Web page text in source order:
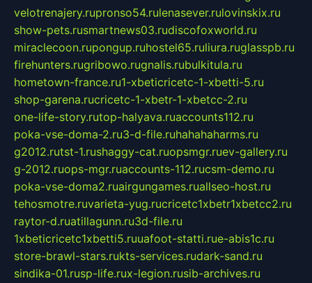
velotrenajery.rupronso54.rulenasever.rulovinskix.ru
show-pets.rusmartnews03.rudiscofoxworld.ru
miraclecoon.rupongup.ruhostel65.ruliura.ruglasspb.ru
firehunters.rugribowo.rugnalis.rubulkitula.ru
hometown-france.ru1-xbeticricetc-1-xbetti-5.ru
shop-garena.rucricetc-1-xbetr-1-xbetcc-2.ru
one-life-story.rutop-halyava.ruaccounts112.ru
poka-vse-doma-2.ru3-d-file.ruhahahaharms.ru
g2012.rutst-1.rushaggy-cat.ruopsmgr.ruev-gallery.ru
g-2012.ruops-mgr.ruaccounts-112.rucsm-demo.ru
poka-vse-doma2.ruairgungames.ruallseo-host.ru
tehosmotre.ruvarieta-yug.rucricetc1xbetr1xbetcc2.ru
raytor-d.ruatillagunn.ru3d-file.ru
1xbeticricetc1xbetti5.ruuafoot-statti.rue-abis1c.ru
store-brawl-stars.rukts-services.rudark-sand.ru
sindika-01.rusp-life.rux-legion.rusib-archives.ru